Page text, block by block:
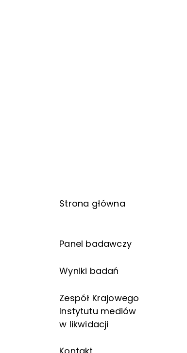
Strona główna
Panel badawczy
Wyniki badań
Zespół Krajowego
Instytutu mediów
w likwidacji